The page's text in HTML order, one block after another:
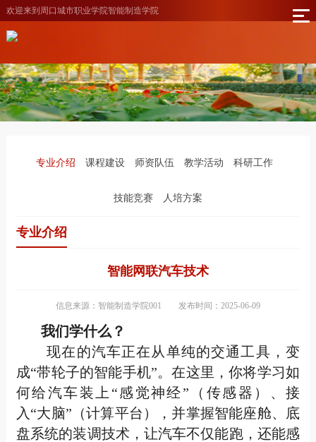
欢迎来到周口城市职业学院智能制造学院
专业介绍 课程建设 师资队伍 教学活动 科研工作
技能竞赛 人培方案
专业介绍
智能网联汽车技术
信息来源：智能制造学院001 发布时间：2025-06-09
我们学什么？
现在的汽车正在从单纯的交通工具，变
成“带轮子的智能手机”。在这里，你将学习如
何给汽车装上“感觉神经”（传感器）、接
入“大脑”（计算平台），并掌握智能座舱、底
盘系统的装调技术，让汽车不仅能跑，还能感